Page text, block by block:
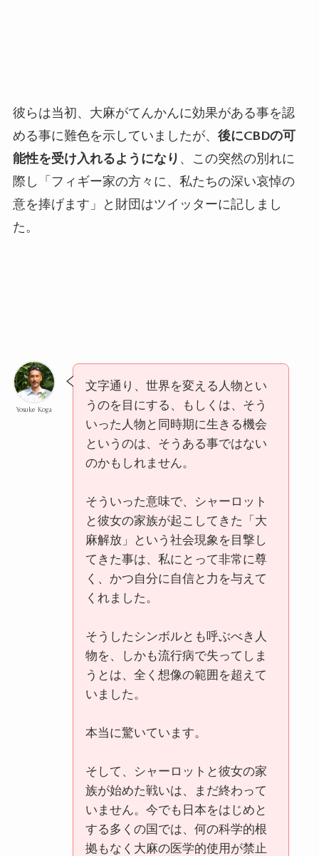
彼らは当初、大麻がてんかんに効果がある事を認
める事に難色を示していましたが、 後にCBDの可
能性を受け入れるようになり 、この突然の別れに
際し「フィギー家の方々に、私たちの深い哀悼の
意を捧げます」と財団はツイッターに記しまし
た。
Yosuke Koga
文字通り、世界を変える人物とい
うのを目にする、もしくは、そう
いった人物と同時期に生きる機会
というのは、そうある事ではない
のかもしれません。
そういった意味で、シャーロット
と彼女の家族が起こしてきた「大
麻解放」という社会現象を目撃し
てきた事は、私にとって非常に尊
く、かつ自分に自信と力を与えて
くれました。
そうしたシンボルとも呼ぶべき人
物を、しかも流行病で失ってしま
うとは、全く想像の範囲を超えて
いました。
本当に驚いています。
そして、シャーロットと彼女の家
族が始めた戦いは、まだ終わって
いません。今でも日本をはじめと
する多くの国では、何の科学的根
拠もなく大麻の医学的使用が禁止